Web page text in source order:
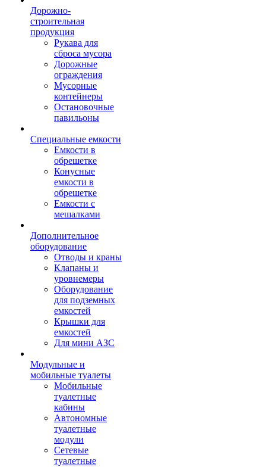
Дорожно-
строительная
продукция
Рукава для
сброса мусора
Дорожные
ограждения
Мусорные
контейнеры
Остановочные
павильоны
Специальные емкости
Емкости в
обрешетке
Конусные
емкости в
обрешетке
Емкости с
мешалками
Дополнительное
оборудование
Отводы и краны
Клапаны и
уровнемеры
Оборудование
для подземных
емкостей
Крышки для
емкостей
Для мини АЗС
Модульные и
мобильные туалеты
Мобильные
туалетные
кабины
Автономные
туалетные
модули
Сетевые
туалетные